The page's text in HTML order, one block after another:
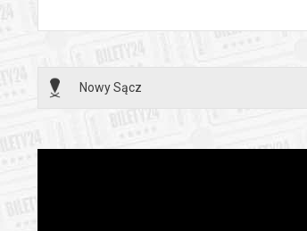
Nowy Sącz